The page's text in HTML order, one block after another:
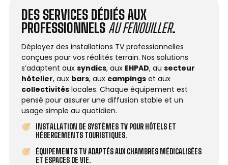
DES SERVICES DÉDIÉS AUX
PROFESSIONNELS AU FENOUILLER.
Déployez des installations TV professionnelles
conçues pour vos réalités terrain. Nos solutions
s’adaptent aux syndics, aux EHPAD, au secteur
hôtelier, aux bars, aux campings et aux
collectivités locales. Chaque équipement est
pensé pour assurer une diffusion stable et un
usage simple au quotidien.
INSTALLATION DE SYSTÈMES TV POUR HÔTELS ET
HÉBERGEMENTS TOURISTIQUES.
ÉQUIPEMENTS TV ADAPTÉS AUX CHAMBRES MÉDICALISÉES
ET ESPACES DE VIE.